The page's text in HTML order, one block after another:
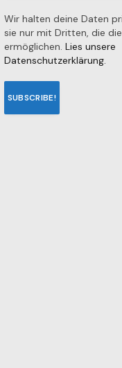
Wir halten deine Daten
sie nur mit Dritten, die
ermöglichen. Lies unsere
Datenschutzerklärung.